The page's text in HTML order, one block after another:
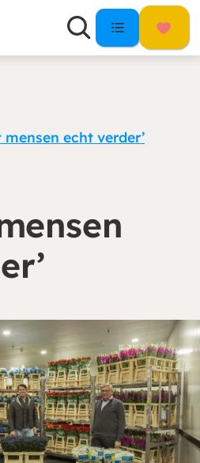
mensen echt verder’